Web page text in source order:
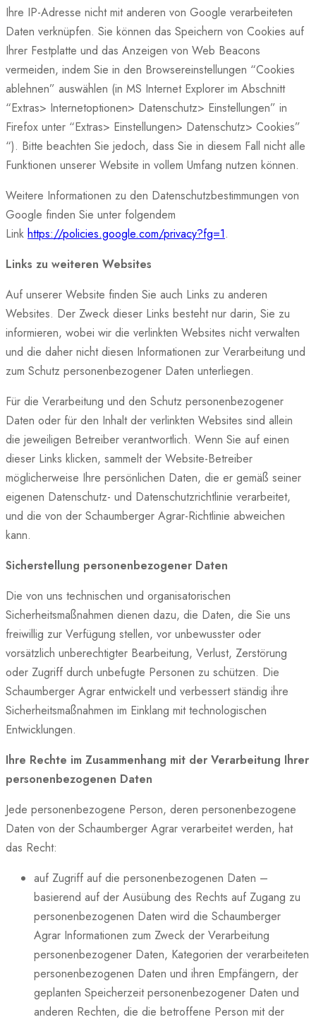
Ihre IP-Adresse nicht mit anderen von Google verarbeiteten
Daten verknüpfen. Sie können das Speichern von Cookies auf
Ihrer Festplatte und das Anzeigen von Web Beacons
vermeiden, indem Sie in den Browsereinstellungen “Cookies
ablehnen” auswählen (in MS Internet Explorer im Abschnitt
“Extras> Internetoptionen> Datenschutz> Einstellungen” in
Firefox unter “Extras> Einstellungen> Datenschutz> Cookies”
“). Bitte beachten Sie jedoch, dass Sie in diesem Fall nicht alle
Funktionen unserer Website in vollem Umfang nutzen können.
Weitere Informationen zu den Datenschutzbestimmungen von
Google finden Sie unter folgendem
Link https://policies.google.com/privacy?fg=1.
Links zu weiteren Websites
Auf unserer Website finden Sie auch Links zu anderen
Websites. Der Zweck dieser Links besteht nur darin, Sie zu
informieren, wobei wir die verlinkten Websites nicht verwalten
und die daher nicht diesen Informationen zur Verarbeitung und
zum Schutz personenbezogener Daten unterliegen.
Für die Verarbeitung und den Schutz personenbezogener
Daten oder für den Inhalt der verlinkten Websites sind allein
die jeweiligen Betreiber verantwortlich. Wenn Sie auf einen
dieser Links klicken, sammelt der Website-Betreiber
möglicherweise Ihre persönlichen Daten, die er gemäß seiner
eigenen Datenschutz- und Datenschutzrichtlinie verarbeitet,
und die von der Schaumberger Agrar-Richtlinie abweichen
kann.
Sicherstellung personenbezogener Daten
Die von uns technischen und organisatorischen
Sicherheitsmaßnahmen dienen dazu, die Daten, die Sie uns
freiwillig zur Verfügung stellen, vor unbewusster oder
vorsätzlich unberechtigter Bearbeitung, Verlust, Zerstörung
oder Zugriff durch unbefugte Personen zu schützen. Die
Schaumberger Agrar entwickelt und verbessert ständig ihre
Sicherheitsmaßnahmen im Einklang mit technologischen
Entwicklungen.
Ihre Rechte im Zusammenhang mit der Verarbeitung Ihrer
personenbezogenen Daten
Jede personenbezogene Person, deren personenbezogene
Daten von der Schaumberger Agrar verarbeitet werden, hat
das Recht:
auf Zugriff auf die personenbezogenen Daten –
basierend auf der Ausübung des Rechts auf Zugang zu
personenbezogenen Daten wird die Schaumberger
Agrar Informationen zum Zweck der Verarbeitung
personenbezogener Daten, Kategorien der verarbeiteten
personenbezogenen Daten und ihren Empfängern, der
geplanten Speicherzeit personenbezogener Daten und
anderen Rechten, die die betroffene Person mit der